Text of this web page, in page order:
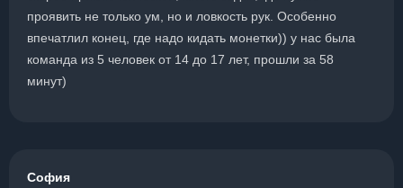
проявить не только ум, но и ловкость рук. Особенно
впечатлил конец, где надо кидать монетки)) у нас была
команда из 5 человек от 14 до 17 лет, прошли за 58
минут)
София